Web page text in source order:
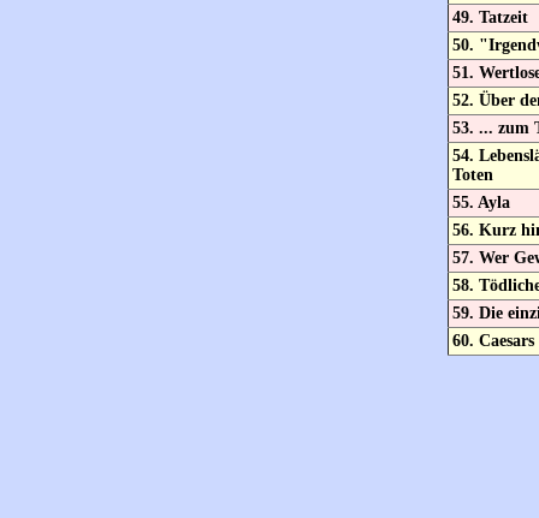
49. Tatzeit
50.
51.
52. Über
53. ... zum
54.
Toten
55. Ayla
56. Kurz
57. Wer
58.
59. Die
60. Caesars